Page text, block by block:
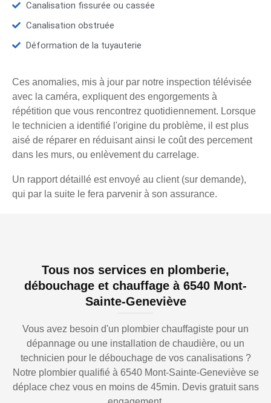
Canalisation fissurée ou cassée
Canalisation obstruée
Déformation de la tuyauterie
Ces anomalies, mis à jour par notre inspection télévisée
avec la caméra, expliquent des engorgements à
répétition que vous rencontrez quotidiennement. Lorsque
le technicien a identifié l'origine du problème, il est plus
aisé de réparer en réduisant ainsi le coût des percement
dans les murs, ou enlèvement du carrelage.
Un rapport détaillé est envoyé au client (sur demande),
qui par la suite le fera parvenir à son assurance.
Tous nos services en plomberie,
débouchage et chauffage à 6540 Mont-
Sainte-Geneviève
Vous avez besoin d'un plombier chauffagiste pour un
dépannage ou une installation de chaudière, ou un
technicien pour le débouchage de vos canalisations ?
Notre plombier qualifié à 6540 Mont-Sainte-Geneviève se
déplace chez vous en moins de 45min. Devis gratuit sans